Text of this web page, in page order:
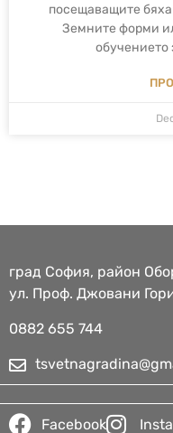
посещаващите
Земните форми
обучението
град София, район
ул. Проф. Джовани
0882 655 744​
Facebook